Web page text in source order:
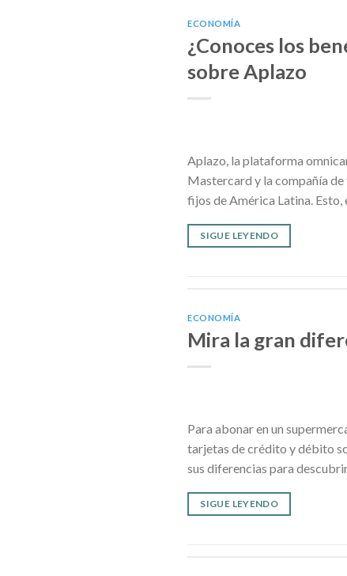
ECONOMÍA
¿Conoces los
sobre Aplazo
Aplazo, la plataforma
Mastercard y la compañía
fijos de América Latina.
SIGUE LEYENDO
ECONOMÍA
Mira la gran
Para abonar en un
tarjetas de crédito y débito
sus diferencias para
SIGUE LEYENDO